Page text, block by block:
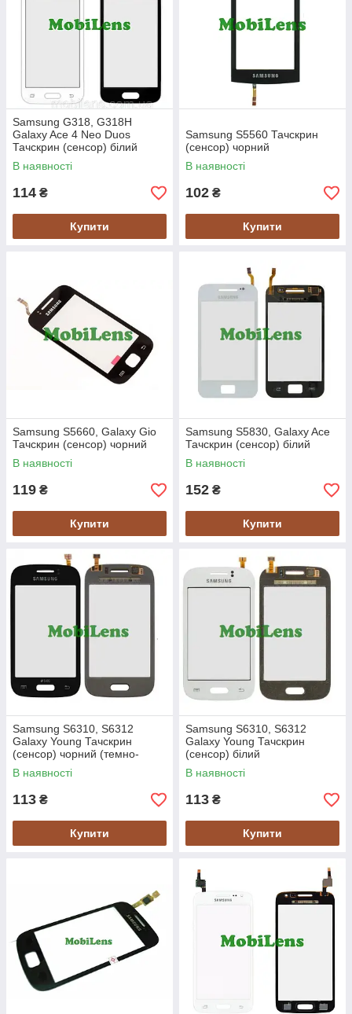
Samsung G318, G318H
Galaxy Ace 4 Neo Duos
Тачскрин (сенсор) білий
В наявності
114 ₴
Купити
Samsung S5560 Тачскрин
(сенсор) чорний
В наявності
102 ₴
Купити
Samsung S5660, Galaxy Gio
Тачскрин (сенсор) чорний
В наявності
119 ₴
Купити
Samsung S5830, Galaxy Ace
Тачскрин (сенсор) білий
В наявності
152 ₴
Купити
Samsung S6310, S6312
Galaxy Young Тачскрин
(сенсор) чорний (темно-
сірий)
В наявності
113 ₴
Купити
Samsung S6310, S6312
Galaxy Young Тачскрин
(сенсор) білий
В наявності
113 ₴
Купити